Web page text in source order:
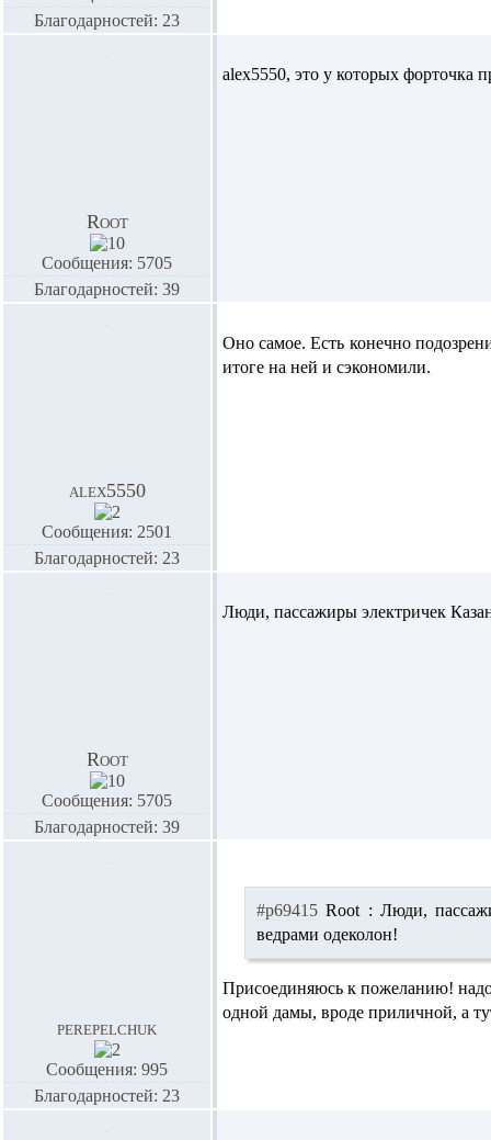
Благодарностей: 23
Root
Сообщения: 5705
Благодарностей: 39
alex5550, это у которых форточка
alex5550
Сообщения: 2501
Благодарностей: 23
Оно самое. Есть конечно
итоге на ней и сэкономили.
Root
Сообщения: 5705
Благодарностей: 39
Люди, пассажиры электричек
perepelchuk
Сообщения: 995
Благодарностей: 23
#p69415 Root : Люди,
ведрами одеколон!
Присоединяюсь к пожеланию! надо
одной дамы, вроде приличной, а